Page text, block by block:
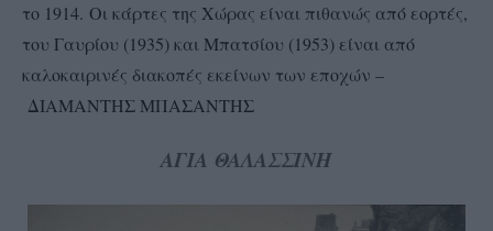
το 1914. Οι κάρτες της Χώρας είναι πιθανώς από εορτές,
του Γαυρίου (1935) και Μπατσίου (1953) είναι από
καλοκαιρινές διακοπές εκείνων των εποχών –
ΔΙΑΜΑΝΤΗΣ ΜΠΑΣΑΝΤΗΣ
ΑΓΙΑ ΘΑΛΑΣΣΙΝΗ